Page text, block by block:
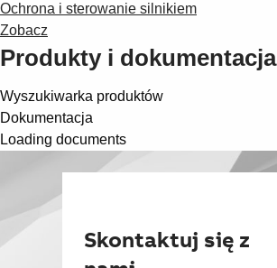
Ochrona i sterowanie silnikiem
Zobacz
Produkty i dokumentacja
Wyszukiwarka produktów
Dokumentacja
Loading documents
Skontaktuj się z